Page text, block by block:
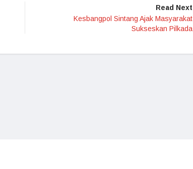
Read Next
Kesbangpol Sintang Ajak Masyarakat
Sukseskan Pilkada